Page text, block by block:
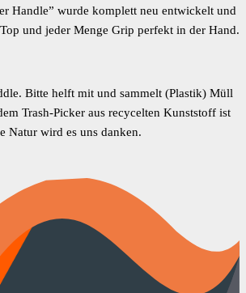
Handle” wurde komplett neu entwickelt und
und jeder Menge Grip perfekt in der Hand.
Bitte helft mit und sammelt (Plastik) Müll
Trash-Picker aus recycelten Kunststoff ist
Natur wird es uns danken.